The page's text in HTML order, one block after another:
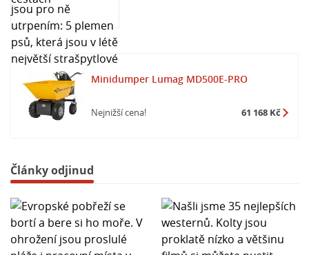
Minidumper Lumag MD500E-PRO
Nejnižší cena! 61 168 Kč
Články odjinud